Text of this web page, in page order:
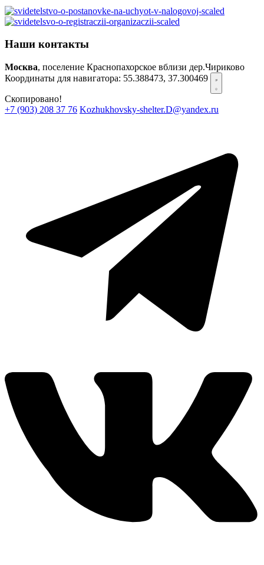
Наши контакты
Москва, поселение Краснопахорское вблизи дер.Чириково
Координаты для навигатора: 55.388473, 37.300469
Скопировано!
+7 (903) 208 37 76 Kozhukhovsky-shelter.D@yandex.ru